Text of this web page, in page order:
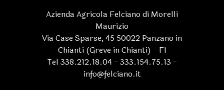
Azienda Agricola Felciano di Morelli
Maurizio
Via Case Sparse, 45 50022 Panzano in
Chianti (Greve in Chianti) - FI
Tel 338.212.18.04 - 333.154.75.13 -
info@felciano.it